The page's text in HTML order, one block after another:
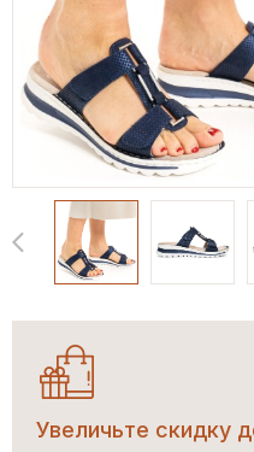
Увеличьте скидку